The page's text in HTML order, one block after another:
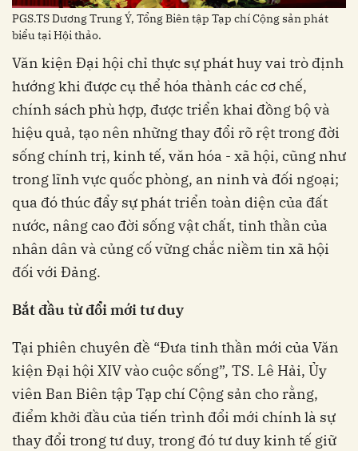
PGS.TS Dương Trung Ý, Tổng Biên tập Tạp chí Cộng sản phát
biểu tại Hội thảo.
Văn kiện Đại hội chỉ thực sự phát huy vai trò định
hướng khi được cụ thể hóa thành các cơ chế,
chính sách phù hợp, được triển khai đồng bộ và
hiệu quả, tạo nên những thay đổi rõ rệt trong đời
sống chính trị, kinh tế, văn hóa - xã hội, cũng như
trong lĩnh vực quốc phòng, an ninh và đối ngoại;
qua đó thúc đẩy sự phát triển toàn diện của đất
nước, nâng cao đời sống vật chất, tinh thần của
nhân dân và củng cố vững chắc niềm tin xã hội
đối với Đảng.
Bắt đầu từ đổi mới tư duy
Tại phiên chuyên đề “Đưa tinh thần mới của Văn
kiện Đại hội XIV vào cuộc sống”, TS. Lê Hải, Ủy
viên Ban Biên tập Tạp chí Cộng sản cho rằng,
điểm khởi đầu của tiến trình đổi mới chính là sự
thay đổi trong tư duy, trong đó tư duy kinh tế giữ